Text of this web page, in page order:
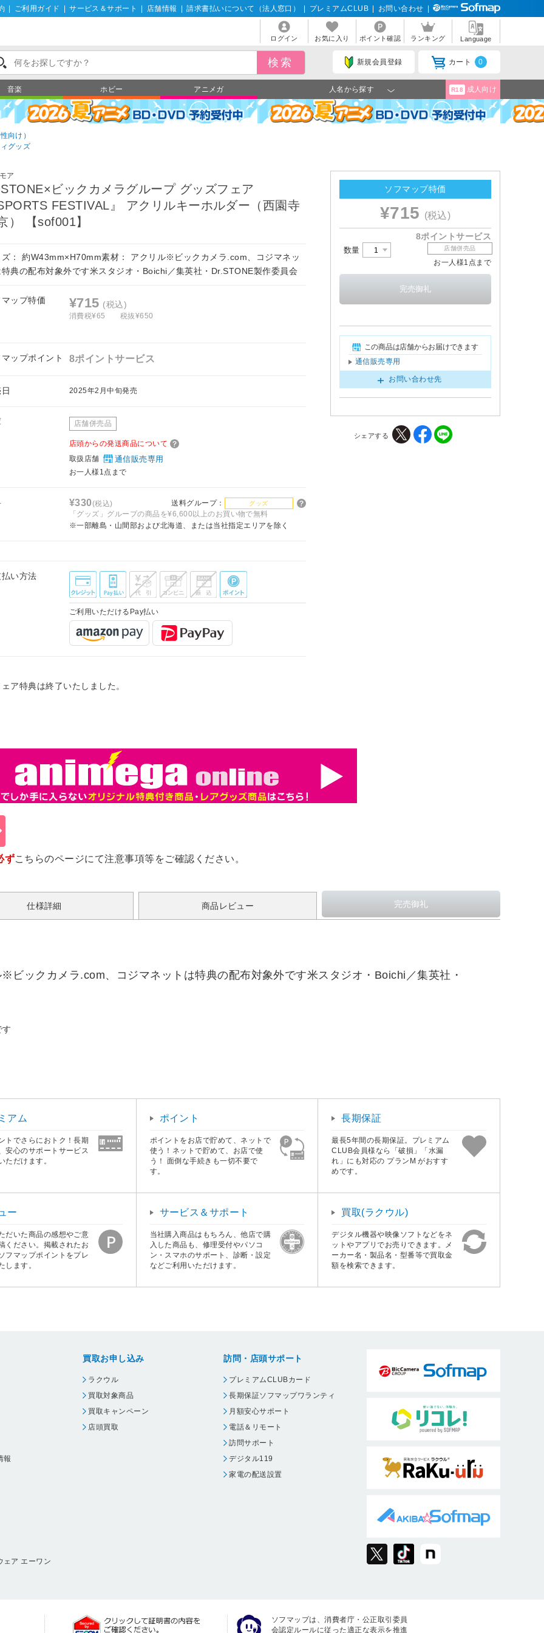
ご利用ガイド サービス＆サポート 店舗情報 請求書払いについて（法人窓口） プレミアムCLUB お問い合わせ
ログイン お気に入り ポイント確認 ランキング Language
新規会員登録 カート 0
音楽 ホビー アニメガ 人名から探す R18 成人向け
向け）
グッズ
ア
ビックカメラグループ グッズフェア
FESTIVAL』 アクリルキーホルダー（西園寺
） 【sof001】
ズ： 約W43mm×H70mm素材： アクリル※ビックカメラ.com、コジマネッ
特典の配布対象外です米スタジオ・Boichi／集英社・Dr.STONE製作委員会
ップ特価 ¥715 (税込)
消費税¥65 税抜¥650
ップポイント 8ポイントサービス
2025年2月中旬発売
店舗併売品
店頭からの発送商品について
取扱店舗
通信販売専用
お一人様1点まで
¥330(税込) 送料グループ： グッズ
「グッズ」グループの商品を¥6,600以上のお買い物で無料
※一部離島・山間部および北海道、または当社指定エリアを除く
い方法
ご利用いただけるPay払い
ア特典は終了いたしました。
ソフマップ特価
¥715 (税込)
8ポイントサービス
数量 店舗併売品
お一人様1点まで
この商品は店舗からお届けできます
通信販売専用
お問い合わせ先
シェアする
ずこちらのページにて注意事項等をご確認ください。
仕様詳細 商品レビュー
ックカメラ.com、コジマネットは特典の配布対象外です米スタジオ・Boichi／集英社・
アム
トでさらにおトク！長期
安心のサポートサービス
ただけます。
ポイント
ポイントをお店で貯めて、ネットで
使う！ネットで貯めて、お店で使
う！ 面倒な手続きも一切不要で
す。
長期保証
最長5年間の長期保証。プレミアム
CLUB会員様なら「破損」「水漏
れ」にも対応の プランM がおすす
めです。
ー
だいた商品の感想やご意
ください。掲載されたお
フマップポイントをプレ
します。
サービス＆サポート
当社購入商品はもちろん、他店で購
入した商品も、修理受付やパソコ
ン・スマホのサポート、診断・設定
などご利用いただけます。
買取(ラクウル)
デジタル機器や映像ソフトなどをネ
ットやアプリでお売りできます。メ
ーカー名・製品名・型番等で買取金
額を検索できます。
報
ェア エーワン
買取お申し込み
ラクウル
買取対象商品
買取キャンペーン
店頭買取
訪問・店頭サポート
プレミアムCLUBカード
長期保証ソフマップワランティ
月額安心サポート
電話＆リモート
訪問サポート
デジタル119
家電の配送設置
ソフマップは、消費者庁・公正取引委員
会認定ルールに従った適正な表示を推進